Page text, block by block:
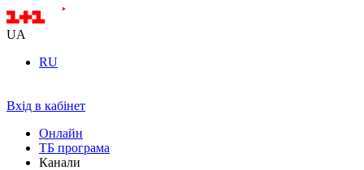
UA
RU
Вхід в кабінет
Онлайн
ТБ програма
Канали